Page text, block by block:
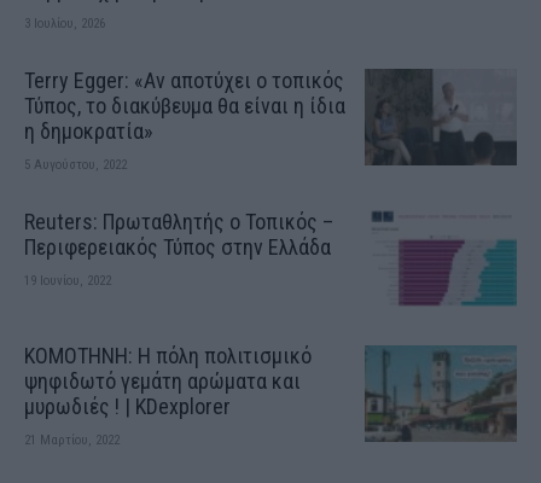
3 Ιουλίου, 2026
Terry Egger: «Αν αποτύχει ο τοπικός
Τύπος, το διακύβευμα θα είναι η ίδια
η δημοκρατία»
5 Αυγούστου, 2022
Reuters: Πρωταθλητής ο Τοπικός –
Περιφερειακός Τύπος στην Ελλάδα
19 Ιουνίου, 2022
ΚΟΜΟΤΗΝΗ: H πόλη πολιτισμικό
ψηφιδωτό γεμάτη αρώματα και
μυρωδιές ! | KDexplorer
21 Μαρτίου, 2022